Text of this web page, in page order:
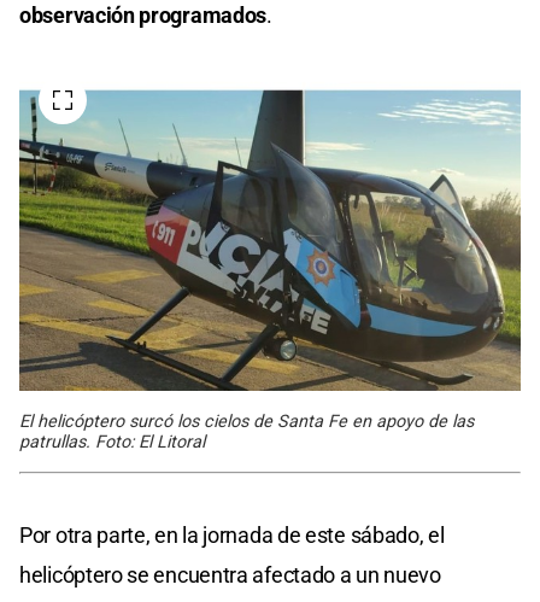
observación programados.
El helicóptero surcó los cielos de Santa Fe en apoyo de las
patrullas. Foto: El Litoral
Por otra parte, en la jornada de este sábado, el
helicóptero se encuentra afectado a un nuevo